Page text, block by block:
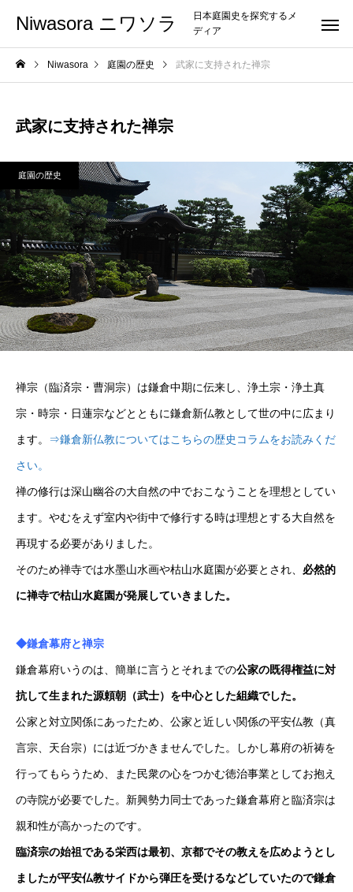
Niwasora ニワソラ
日本庭園史を探究するメ
ディア
Niwasora 庭園の歴史 武家に支持された禅宗
武家に支持された禅宗
庭園の歴史
禅宗（臨済宗・曹洞宗）は鎌倉中期に伝来し、浄土宗・浄土真
宗・時宗・日蓮宗などとともに鎌倉新仏教として世の中に広まり
ます。 ⇒鎌倉新仏教についてはこちらの歴史コラムをお読みくだ
さい。
禅の修行は深山幽谷の大自然の中でおこなうことを理想としてい
ます。やむをえず室内や街中で修行する時は理想とする大自然を
再現する必要がありました。
そのため禅寺では水墨山水画や枯山水庭園が必要とされ、 必然的
に禅寺で枯山水庭園が発展していきました。
◆鎌倉幕府と禅宗
鎌倉幕府いうのは、簡単に言うとそれまでの公家の既得権益に対
抗して生まれた源頼朝（武士）を中心とした組織でした。
公家と対立関係にあったため、公家と近しい関係の平安仏教（真
言宗、天台宗）には近づかきませんでした。しかし幕府の祈祷を
行ってもらうため、また民衆の心をつかむ徳治事業としてお抱え
の寺院が必要でした。新興勢力同士であった鎌倉幕府と臨済宗は
親和性が高かったのです。
臨済宗の始祖である栄西は最初、京都でその教えを広めようとし
ましたが平安仏教サイドから弾圧を受けるなどしていたので鎌倉